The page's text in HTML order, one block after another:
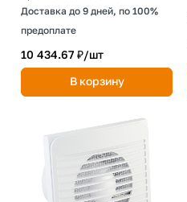
Доставка до 9 дней, по 100%
предоплате
10 434.67 ₽/шт
В корзину